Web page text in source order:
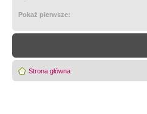
Pokaż pierwsze:
Strona główna